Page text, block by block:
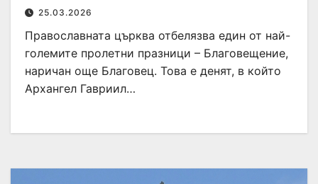
25.03.2026
Православната църква отбелязва един от най-
големите пролетни празници – Благовещение,
наричан още Благовец. Това е денят, в който
Архангел Гавриил…